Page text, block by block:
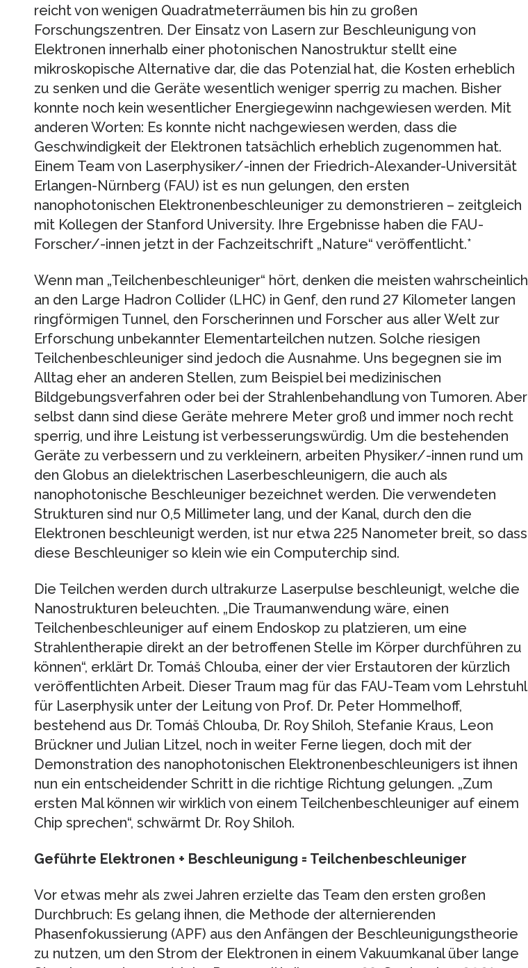
reicht von wenigen Quadratmeterräumen bis hin zu großen
Forschungszentren. Der Einsatz von Lasern zur Beschleunigung von
Elektronen innerhalb einer photonischen Nanostruktur stellt eine
mikroskopische Alternative dar, die das Potenzial hat, die Kosten erheblich
zu senken und die Geräte wesentlich weniger sperrig zu machen. Bisher
konnte noch kein wesentlicher Energiegewinn nachgewiesen werden. Mit
anderen Worten: Es konnte nicht nachgewiesen werden, dass die
Geschwindigkeit der Elektronen tatsächlich erheblich zugenommen hat.
Einem Team von Laserphysiker/-innen der Friedrich-Alexander-Universität
Erlangen-Nürnberg (FAU) ist es nun gelungen, den ersten
nanophotonischen Elektronenbeschleuniger zu demonstrieren – zeitgleich
mit Kollegen der Stanford University. Ihre Ergebnisse haben die FAU-
Forscher/-innen jetzt in der Fachzeitschrift „Nature“ veröffentlicht.*
Wenn man „Teilchenbeschleuniger“ hört, denken die meisten wahrscheinlich
an den Large Hadron Collider (LHC) in Genf, den rund 27 Kilometer langen
ringförmigen Tunnel, den Forscherinnen und Forscher aus aller Welt zur
Erforschung unbekannter Elementarteilchen nutzen. Solche riesigen
Teilchenbeschleuniger sind jedoch die Ausnahme. Uns begegnen sie im
Alltag eher an anderen Stellen, zum Beispiel bei medizinischen
Bildgebungsverfahren oder bei der Strahlenbehandlung von Tumoren. Aber
selbst dann sind diese Geräte mehrere Meter groß und immer noch recht
sperrig, und ihre Leistung ist verbesserungswürdig. Um die bestehenden
Geräte zu verbessern und zu verkleinern, arbeiten Physiker/-innen rund um
den Globus an dielektrischen Laserbeschleunigern, die auch als
nanophotonische Beschleuniger bezeichnet werden. Die verwendeten
Strukturen sind nur 0,5 Millimeter lang, und der Kanal, durch den die
Elektronen beschleunigt werden, ist nur etwa 225 Nanometer breit, so dass
diese Beschleuniger so klein wie ein Computerchip sind.
Die Teilchen werden durch ultrakurze Laserpulse beschleunigt, welche die
Nanostrukturen beleuchten. „Die Traumanwendung wäre, einen
Teilchenbeschleuniger auf einem Endoskop zu platzieren, um eine
Strahlentherapie direkt an der betroffenen Stelle im Körper durchführen zu
können“, erklärt Dr. Tomáš Chlouba, einer der vier Erstautoren der kürzlich
veröffentlichten Arbeit. Dieser Traum mag für das FAU-Team vom Lehrstuhl
für Laserphysik unter der Leitung von Prof. Dr. Peter Hommelhoff,
bestehend aus Dr. Tomáš Chlouba, Dr. Roy Shiloh, Stefanie Kraus, Leon
Brückner und Julian Litzel, noch in weiter Ferne liegen, doch mit der
Demonstration des nanophotonischen Elektronenbeschleunigers ist ihnen
nun ein entscheidender Schritt in die richtige Richtung gelungen. „Zum
ersten Mal können wir wirklich von einem Teilchenbeschleuniger auf einem
Chip sprechen“, schwärmt Dr. Roy Shiloh.
Geführte Elektronen + Beschleunigung = Teilchenbeschleuniger
Vor etwas mehr als zwei Jahren erzielte das Team den ersten großen
Durchbruch: Es gelang ihnen, die Methode der alternierenden
Phasenfokussierung (APF) aus den Anfängen der Beschleunigungstheorie
zu nutzen, um den Strom der Elektronen in einem Vakuumkanal über lange